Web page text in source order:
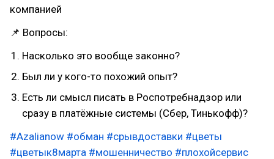
компанией
📌 Вопросы:
Насколько это вообще законно?
Был ли у кого-то похожий опыт?
Есть ли смысл писать в Роспотребнадзор или
сразу в платёжные системы (Сбер, Тинькофф)?
#Azalianow #обман #срывдоставки #цветы
#цветык8марта #мошенничество #плохойсервис